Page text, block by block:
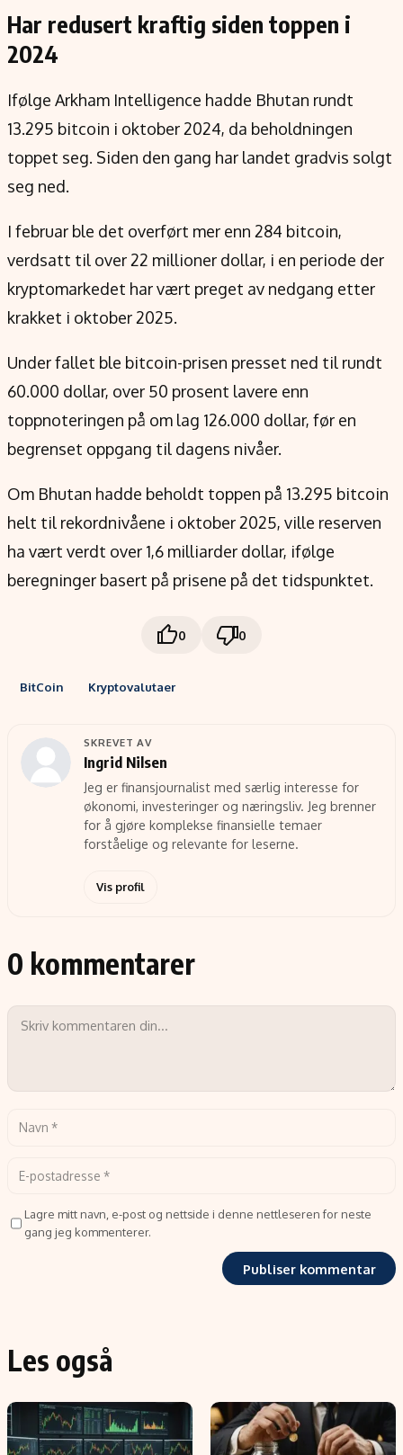
Har redusert kraftig siden toppen i
2024
Ifølge Arkham Intelligence hadde Bhutan rundt
13.295 bitcoin i oktober 2024, da beholdningen
toppet seg. Siden den gang har landet gradvis solgt
seg ned.
I februar ble det overført mer enn 284 bitcoin,
verdsatt til over 22 millioner dollar, i en periode der
kryptomarkedet har vært preget av nedgang etter
krakket i oktober 2025.
Under fallet ble bitcoin-prisen presset ned til rundt
60.000 dollar, over 50 prosent lavere enn
toppnoteringen på om lag 126.000 dollar, før en
begrenset oppgang til dagens nivåer.
Om Bhutan hadde beholdt toppen på 13.295 bitcoin
helt til rekordnivåene i oktober 2025, ville reserven
ha vært verdt over 1,6 milliarder dollar, ifølge
beregninger basert på prisene på det tidspunktet.
0 0
BitCoin Kryptovalutaer
SKREVET AV
Ingrid Nilsen
Jeg er finansjournalist med særlig interesse for
økonomi, investeringer og næringsliv. Jeg brenner
for å gjøre komplekse finansielle temaer
forståelige og relevante for leserne.
Vis profil
0 kommentarer
Lagre mitt navn, e-post og nettside i denne nettleseren for neste
gang jeg kommenterer.
Les også